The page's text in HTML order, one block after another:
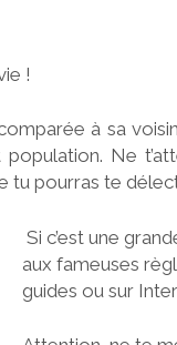
!
à sa
Ne
tu pourras te
Si c’est une
aux fameuses
guides ou sur